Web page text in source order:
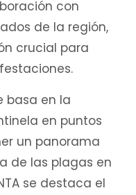
con
de la región,
crucial para
basa en la
en puntos
un panorama
de las plagas en
se destaca el